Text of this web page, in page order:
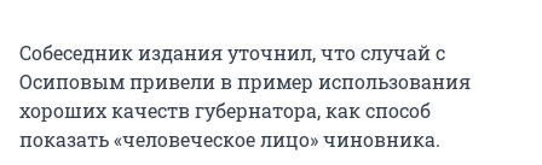
Собеседник издания уточнил, что случай с
Осиповым привели в пример использования
хороших качеств губернатора, как способ
показать «человеческое лицо» чиновника.